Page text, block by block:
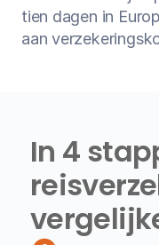
tien dagen in
aan
In 4